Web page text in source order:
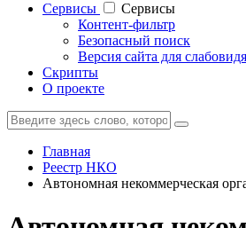
Cервисы
Cервисы
Контент-фильтр
Безопасный поиск
Версия сайта для
Скрипты
О проекте
Главная
Реестр НКО
Автономная некоммерческая